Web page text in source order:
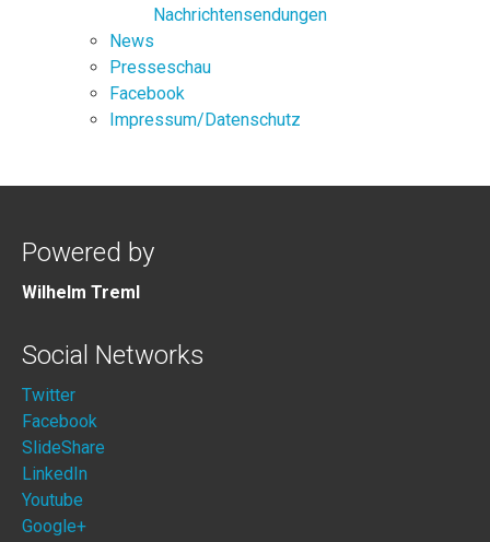
Nachrichtensendungen
News
Presseschau
Facebook
Impressum/Datenschutz
Powered by
Wilhelm Treml
Social Networks
Twitter
Facebook
SlideShare
LinkedIn
Youtube
Google+